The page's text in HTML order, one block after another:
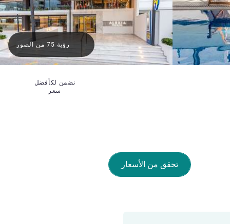
نضمن لكأفضل
سعر
رؤية 75 من الصور
تحقق من الأسعار